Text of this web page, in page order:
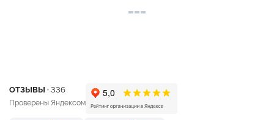
ОТЗЫВЫ ·336
Проверены Яндексом